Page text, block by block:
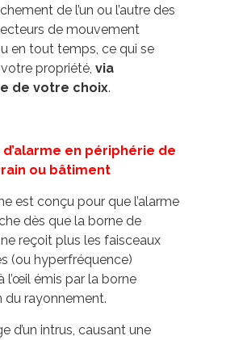
de l’un ou l’autre des
de mouvement
en tout temps, ce qui se
propriété, via
de votre choix.
en périphérie de
ou bâtiment
est conçu pour que l’alarme
dès que la borne de
reçoit plus les faisceaux
(ou hyperfréquence)
l’œil émis par la borne
du rayonnement.
d’un intrus, causant une